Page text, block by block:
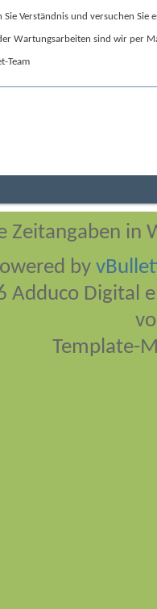
Sie Verständnis und versuchen Sie
Wartungsarbeiten sind wir per
Team
Zeitangaben in
by
Digital
Template-